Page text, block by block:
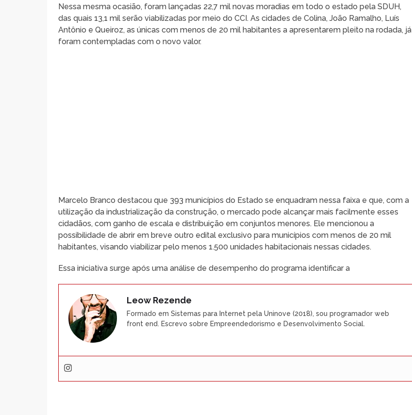
Nessa mesma ocasião, foram lançadas 22,7 mil novas moradias em todo o estado pela SDUH,
das quais 13,1 mil serão viabilizadas por meio do CCI. As cidades de Colina, João Ramalho, Luís
Antônio e Queiroz, as únicas com menos de 20 mil habitantes a apresentarem pleito na rodada, já
foram contempladas com o novo valor.
Marcelo Branco destacou que 393 municípios do Estado se enquadram nessa faixa e que, com a
utilização da industrialização da construção, o mercado pode alcançar mais facilmente esses
cidadãos, com ganho de escala e distribuição em conjuntos menores. Ele mencionou a
possibilidade de abrir em breve outro edital exclusivo para municípios com menos de 20 mil
habitantes, visando viabilizar pelo menos 1.500 unidades habitacionais nessas cidades.
Essa iniciativa surge após uma análise de desempenho do programa identificar a
Leow Rezende
Formado em Sistemas para Internet pela Uninove (2018), sou programador web
front end. Escrevo sobre Empreendedorismo e Desenvolvimento Social.